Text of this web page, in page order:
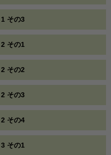
その3
その1
その2
その3
その4
その1